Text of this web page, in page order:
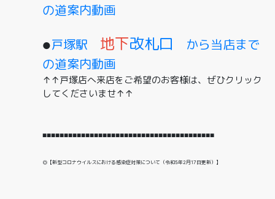
の道案内動画
●戸塚駅 地下改札口
から当店まで
の道案内動画
↑↑戸塚店へ来店をご希望のお客様は、ぜひクリック
してくださいませ↑↑
■■■■■■■■■■■■■■■■■■■■■■■■■■■■■■■■■■■■■■■■
◎【新型コロナウイルスにおける感染症対策について（令和5年2月17日更新）】